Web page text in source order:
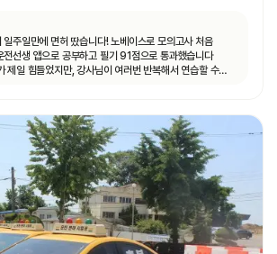
주일만에 면허 땄습니다! 노베이스로 모의고사 처음
선생 앱으로 공부하고 필기 91점으로 통과했습니다
제일 힘들었지만, 강사님이 여러번 반복해서 연습할 수
금씩 다른데, 그냥 본인이 편한 대로 운전하시면 됩니다
아무것도 모르는 게 당연한 거니, 잘 모르겠는 것이나
으로 질문하시는 걸 추천드려요! 운전 잘 하면 뭐하러